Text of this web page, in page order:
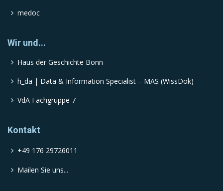
medoc
Wir und...
Haus der Geschichte Bonn
h_da | Data & Information Specialist – MAS (WissDok)
VdA Fachgruppe 7
Kontakt
+49 176 29726011
Mailen Sie uns...